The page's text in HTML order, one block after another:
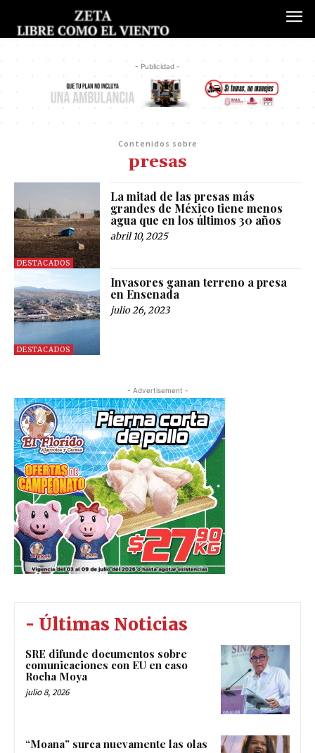
- Publicidad -
Contenidos sobre
presas
DESTACADOS
La mitad de las presas más
grandes de México tiene menos
agua que en los últimos 30 años
abril 10, 2025
DESTACADOS
Invasores ganan terreno a presa
en Ensenada
julio 26, 2023
- Advertisement -
- Últimas Noticias
SRE difunde documentos sobre
comunicaciones con EU en caso
Rocha Moya
julio 8, 2026
“Moana” surca nuevamente las olas